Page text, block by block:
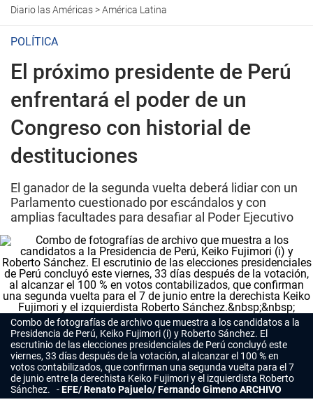
Diario las Américas>América Latina
POLÍTICA
El próximo presidente de Perú
enfrentará el poder de un
Congreso con historial de
destituciones
El ganador de la segunda vuelta deberá lidiar con un
Parlamento cuestionado por escándalos y con
amplias facultades para desafiar al Poder Ejecutivo
Combo de fotografías de archivo que muestra a los candidatos a la
Presidencia de Perú, Keiko Fujimori (i) y Roberto Sánchez. El
escrutinio de las elecciones presidenciales de Perú concluyó este
viernes, 33 días después de la votación, al alcanzar el 100 % en
votos contabilizados, que confirman una segunda vuelta para el 7
de junio entre la derechista Keiko Fujimori y el izquierdista Roberto
Sánchez.
EFE/ Renato Pajuelo/ Fernando Gimeno ARCHIVO